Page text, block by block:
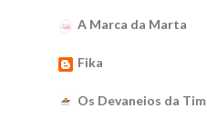
A Marca da Marta
Fika
Os Devaneios da Tim